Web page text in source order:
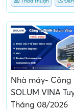
Nhà máy- Công
SOLUM VINA
Tháng 08/2026